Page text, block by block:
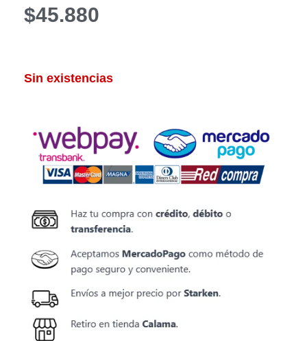
$45.880
Sin existencias